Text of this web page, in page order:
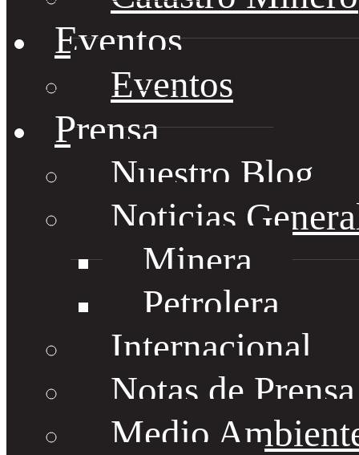
Eventos
Eventos
Prensa
Nuestro Blog
Noticias
Minera
Petrolera
Internacional
Notas de
Medio